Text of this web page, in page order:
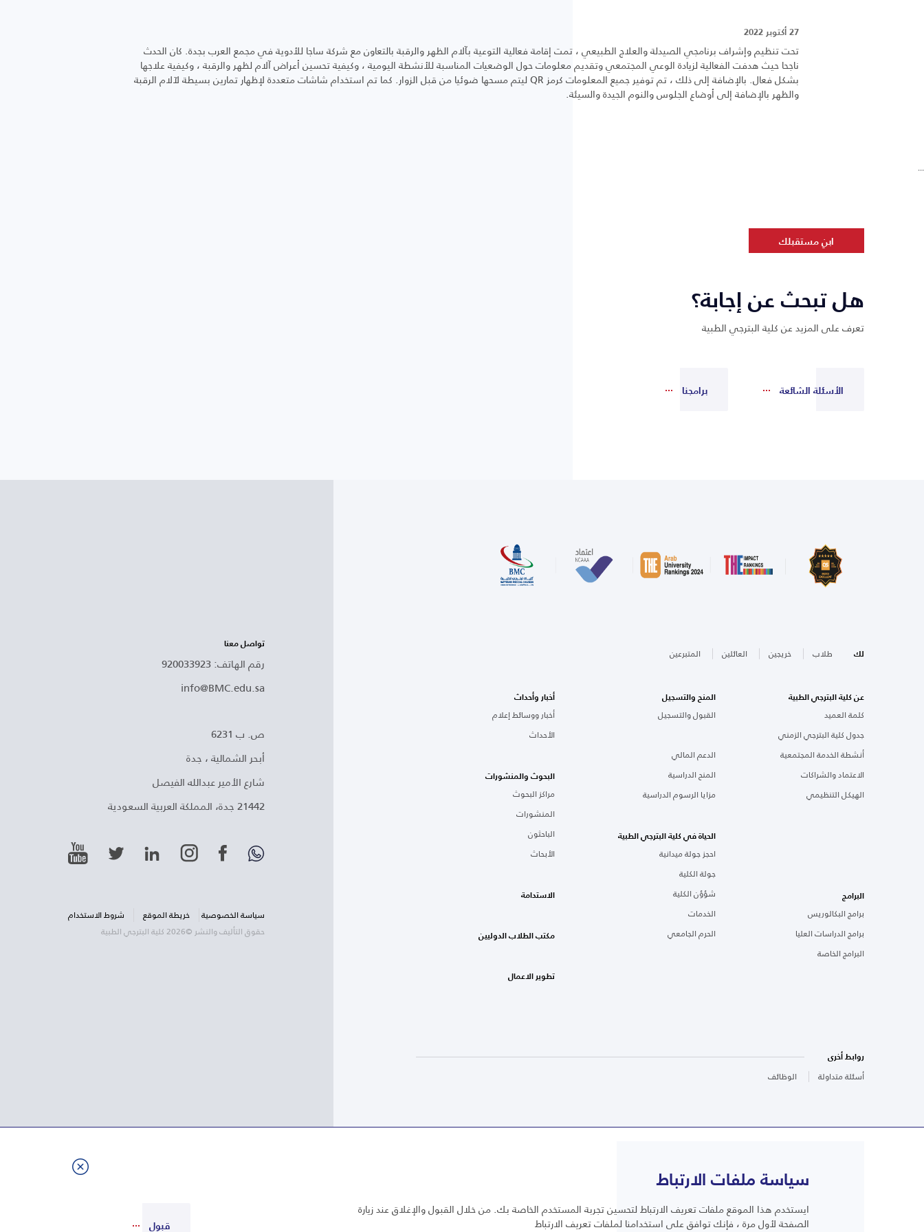
27 أكتوبر 2022
تحت تنظيم وإشراف برنامجي الصيدلة والعلاج الطبيعي ، تمت إقامة فعالية التوعية بآلام الظهر والرقبة بالتعاون مع شركة ساجا للأدوية في مجمع العرب بجدة. كان الحدث
ناجحا حيث هدفت الفعالية لزيادة الوعي المجتمعي وتقديم معلومات حول الوضعيات المناسبة للأنشطة اليومية ، وكيفية تحسين أعراض آلام لظهر والرقبة ، وكيفية علاجها
بشكل فعال. بالإضافة إلى ذلك ، تم توفير جميع المعلومات كرمز QR ليتم مسحها ضوئيا من قبل الزوار. كما تم استخدام شاشات متعددة لإظهار تمارين بسيطة لآلام الرقبة
والظهر بالإضافة إلى أوضاع الجلوس والنوم الجيدة والسيئة.
...
ابنِ مستقبلك
هل تبحث عن إجابة؟
تعرف على المزيد عن كلية البترجي الطبية
الأسئلة الشائعة برامجنا
لك طلاب خريجين العائلين المتبرعين
عن كلية البترجي الطبية
كلمة العميد
جدول كلية البترجي الزمني
أنشطة الخدمة المجتمعية
الاعتماد والشراكات
الهيكل التنظيمي
البرامج
برامج البكالوريس
برامج الدراسات العليا
البرامج الخاصة
المنح والتسجيل
القبول والتسجيل
الدعم المالي
المنح الدراسية
مزايا الرسوم الدراسية
الحياة في كلية البترجي الطبية
احجز جولة ميدانية
جولة الكلية
شؤؤن الكلية
الخدمات
الحرم الجامعي
أخبار وأحداث
أخبار ووسائط إعلام
الأحداث
البحوث والمنشورات
مراكز البحوث
المنشورات
الباحثون
الأبحاث
الاستدامة
مكتب الطلاب الدوليين
تطوير الاعمال
روابط أخرى
أسئلة متداولة
الوظائف
تواصل معنا
رقم الهاتف: 920033923
info@BMC.edu.sa
ص. ب 6231
أبحر الشمالية ، جدة
شارع الأمير عبدالله الفيصل
21442 جدة، المملكة العربية السعودية
سياسة الخصوصية خريطة الموقع
شروط الاستخدام
حقوق التأليف والنشر ©2026 كلية البترجي الطبية
أسئلة متداولة
سياسة ملفات الارتباط
ايستخدم هذا الموقع ملفات تعريف الارتباط لتحسين تجربة المستخدم الخاصة بك. من خلال القبول والإغلاق عند زيارة
الصفحة لأول مرة ، فإنك توافق على استخدامنا لملفات تعريف الارتباط قبول